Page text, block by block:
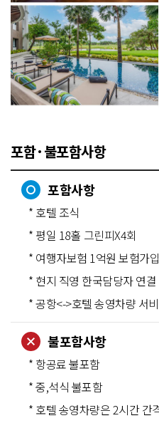
포함·불포함사항
포함사항
* 호텔 조식
* 평일 18홀 그린피X4회
* 여행자보험 1억원 보험가입
* 현지 직영 한국담당자 연
* 공항<->호텔 송영차량 서
불포함사항
* 항공료 불포함
* 중,석식 불포함
* 호텔 송영차량은 2시간 간